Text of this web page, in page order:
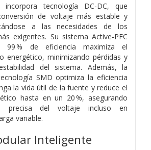
incorpora tecnología DC-DC, que
de voltaje más estable y
a las necesidades de los
exigentes. Su sistema Active-PFC
% de eficiencia maximiza el
energético, minimizando pérdidas y
del sistema. Además, la
SMD optimiza la eficiencia
la vida útil de la fuente y reduce el
hasta en un 20 %, asegurando
precisa del voltaje incluso en
variable.
Inteligente